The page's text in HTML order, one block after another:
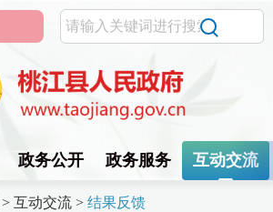
政务公开 政务服务 互动交流
> 互动交流 > 结果反馈